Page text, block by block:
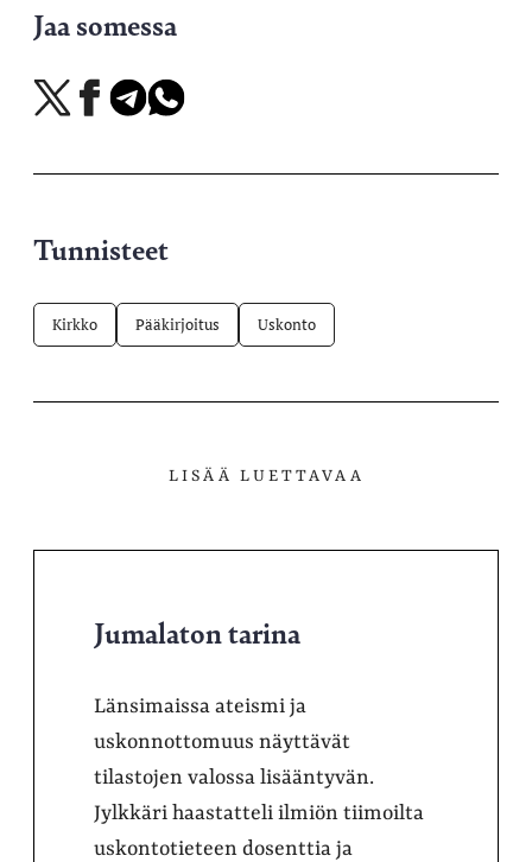
Jaa somessa
Jaa
X-
Jaa
Facebookissa
Jaa
Telegramissa
Jaa
WhatsAppissa
Tunnisteet
Kirkko Pääkirjoitus Uskonto
LISÄÄ LUETTAVAA
Jumalaton tarina
Länsimaissa ateismi ja
uskonnottomuus näyttävät
tilastojen valossa lisääntyvän.
Jylkkäri haastatteli ilmiön tiimoilta
uskontotieteen dosenttia ja